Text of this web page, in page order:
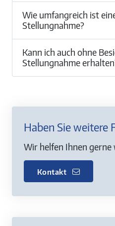
Wie umfangreich ist
Stellungnahme?
Kann ich auch ohne
Stellungnahme
Haben Sie weitere
Wir helfen Ihnen gerne
Kontakt